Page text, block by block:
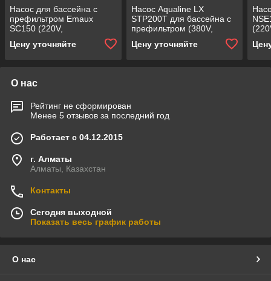
Насос для бассейна с
префильтром Emaux
SC150 (220V,
производительность = 16
м³/ч, 1,3 кВт)
Цену уточняйте
Насос Aqualine LX
STP200Т для бассейна c
префильтром (380V,
производительность = 24
м3/ч)
Цену уточняйте
м3/
О нас
Рейтинг не сформирован
Менее 5 отзывов за последний год
Работает с 04.12.2015
г. Алматы
Алматы, Казахстан
Контакты
Сегодня выходной
Показать весь график работы
О нас